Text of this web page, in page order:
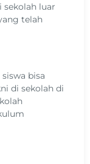
sekolah luar
telah
bisa
di sekolah di